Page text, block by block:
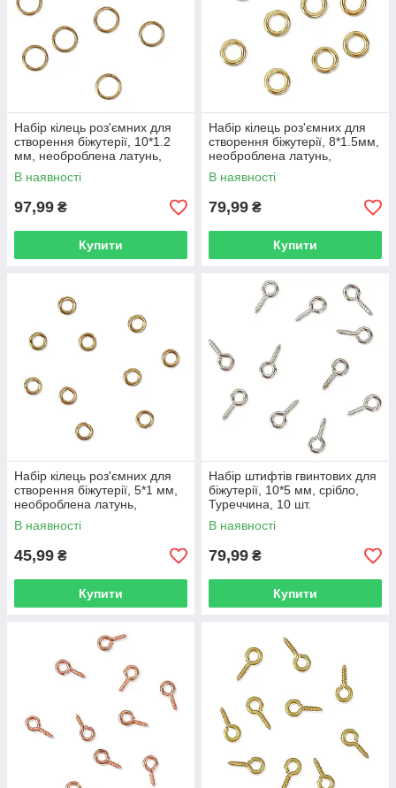
Набір кілець роз'ємних для
створення біжутерії, 10*1.2
мм, необроблена латунь,
Туреччина, 10 шт.
В наявності
97,99 ₴
Купити
Набір кілець роз'ємних для
створення біжутерії, 8*1.5мм,
необроблена латунь,
Туреччина, 10 шт.
В наявності
79,99 ₴
Купити
Набір кілець роз'ємних для
створення біжутерії, 5*1 мм,
необроблена латунь,
Туреччина, 10 шт.
В наявності
45,99 ₴
Купити
Набір штифтів гвинтових для
біжутерії, 10*5 мм, срібло,
Туреччина, 10 шт.
В наявності
79,99 ₴
Купити